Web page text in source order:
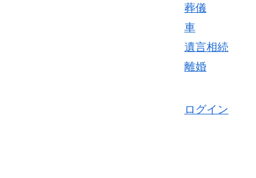
葬儀
車
遺言相続
離婚
ログイン